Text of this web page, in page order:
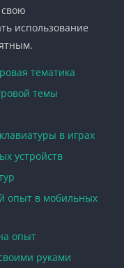
использование
тематика
темы
в играх
устройств
опыт в мобильных
опыт
руками